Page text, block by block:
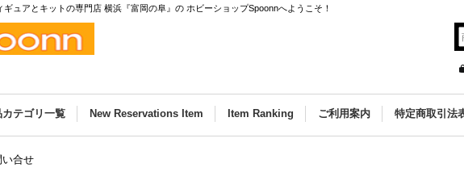
ギュアとキットの専門店 横浜『富岡の阜』の ホビーショップSpoonnへようこそ！
カテゴリ一覧 New Reservations Item Item Ranking ご利用案内 特定商取引法
い合せ